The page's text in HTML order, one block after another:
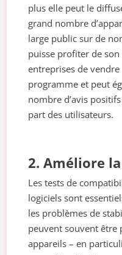
plus elle peut le
grand nombre
large public sur de
puisse profiter de
entreprises de
programme et peut
nombre d’avis
part des utilisateurs.
2. Améliore
Les tests de
logiciels sont
les problèmes de
peuvent souvent être
appareils – en